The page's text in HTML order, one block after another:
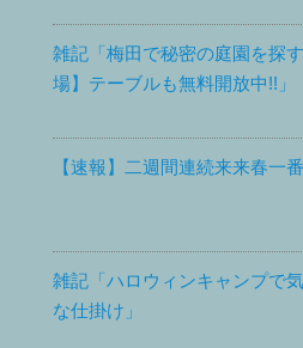
雑記「梅田で秘密の庭園を探
場】テーブルも無料開放中!!」
【速報】二週間連続来来春一
雑記「ハロウィンキャンプで
な仕掛け」